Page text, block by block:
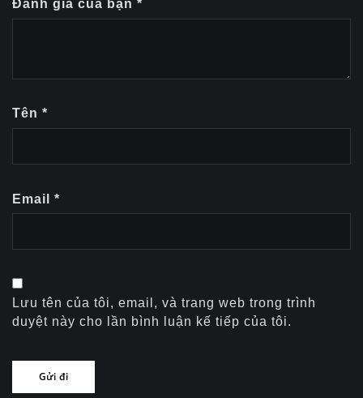
Đánh giá của bạn *
Tên *
Email *
Lưu tên của tôi, email, và trang web trong trình
duyệt này cho lần bình luận kế tiếp của tôi.